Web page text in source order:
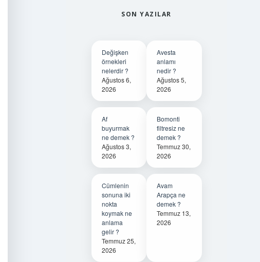
SON YAZILAR
Değişken
örnekleri
nelerdir ?
Ağustos 6,
2026
Avesta
anlamı
nedir ?
Ağustos 5,
2026
Af
buyurmak
ne demek ?
Ağustos 3,
2026
Bomonti
filtresiz ne
demek ?
Temmuz 30,
2026
Cümlenin
sonuna iki
nokta
koymak ne
anlama
gelir ?
Temmuz 25,
2026
Avam
Arapça ne
demek ?
Temmuz 13,
2026